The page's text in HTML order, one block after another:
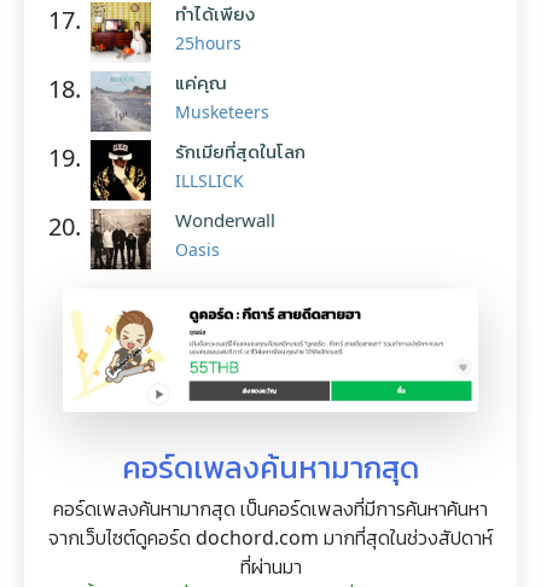
17. ทำได้เพียง
25hours
18. แค่คุณ
Musketeers
19. รักเมียที่สุดในโลก
ILLSLICK
20. Wonderwall
Oasis
คอร์ดเพลงค้นหามากสุด
คอร์ดเพลงค้นหามากสุด เป็นคอร์ดเพลงที่มีการค้นหาค้นหา
จากเว็บไซต์ดูคอร์ด dochord.com มากที่สุดในช่วงสัปดาห์
ที่ผ่านมา